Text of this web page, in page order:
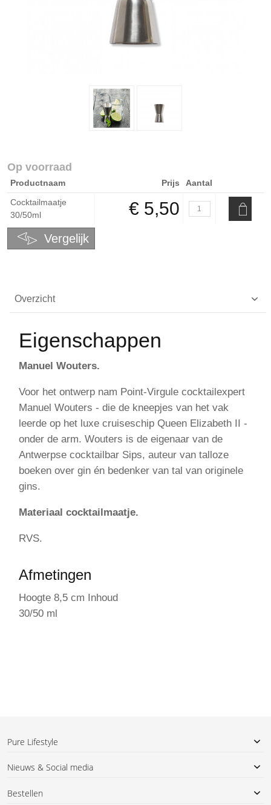
Op voorraad
Productnaam Prijs
Aantal
Cocktailmaatje
30/50ml
€ 5,50
Vergelijk
Overzicht
Eigenschappen
Manuel Wouters.
Voor het ontwerp nam Point-Virgule cocktailexpert
Manuel Wouters - die de kneepjes van het vak
leerde op het luxe cruiseschip Queen Elizabeth II -
onder de arm. Wouters is de eigenaar van de
Antwerpse cocktailbar Sips, auteur van talloze
boeken over gin én bedenker van tal van originele
gins.
Materiaal cocktailmaatje.
RVS.
Afmetingen
Hoogte 8,5 cm Inhoud
30/50 ml
Pure Lifestyle
Nieuws & Social media
Bestellen